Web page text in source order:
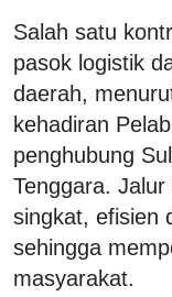
Salah satu
pasok logistik
daerah,
kehadiran
penghubung
Tenggara.
singkat, efisien
sehingga
masyarakat.